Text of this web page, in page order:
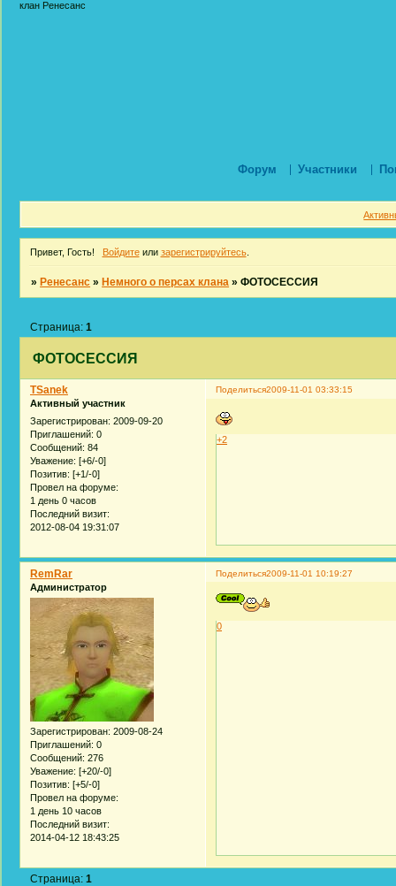
клан Ренесанс
Форум Участники
Привет, Гость! Войдитеили зарегистрируйтесь.
» Ренесанс » Немного о персах клана »ФОТОСЕССИЯ
ФОТОСЕССИЯ
Страница:1
Поделиться2009-11-01 03:33:15
TSanek
Активный участник
Зарегистрирован: 2009-09-20
Приглашений: 0
Сообщений: 84
Уважение: [+6/-0]
Позитив: [+1/-0]
Провел на форуме:
1 день 0 часов
Последний визит:
2012-08-04 19:31:07
+2
Поделиться2009-11-01 10:19:27
RemRar
Администратор
Зарегистрирован: 2009-08-24
Приглашений: 0
Сообщений: 276
Уважение: [+20/-0]
Позитив: [+5/-0]
Провел на форуме:
1 день 10 часов
Последний визит:
2014-04-12 18:43:25
0
Страница:1